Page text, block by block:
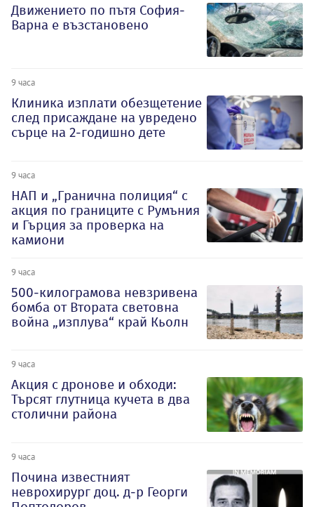
Движението по пътя София-
Варна е възстановено
9 часа
Клиника изплати обезщетение
след присаждане на увредено
сърце на 2-годишно дете
9 часа
НАП и „Гранична полиция“ с
акция по границите с Румъния
и Гърция за проверка на
камиони
9 часа
500-килограмова невзривена
бомба от Втората световна
война „изплува“ край Кьолн
9 часа
Акция с дронове и обходи:
Търсят глутница кучета в два
столични района
9 часа
Почина известният
неврохирург доц. д-р Георги